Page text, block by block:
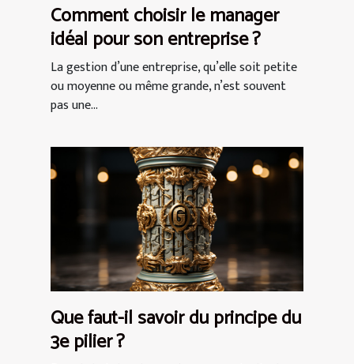
Comment choisir le manager
idéal pour son entreprise ?
La gestion d’une entreprise, qu’elle soit petite
ou moyenne ou même grande, n’est souvent
pas une...
Que faut-il savoir du principe du
3e pilier ?